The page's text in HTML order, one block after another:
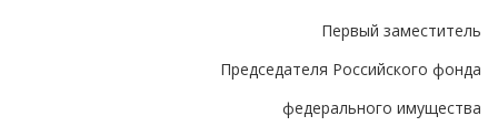
Первый заместитель
Председателя Российского фонда
федерального имущества